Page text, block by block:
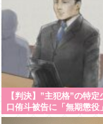
【判決】”主犯格”の特定
口侑斗被告に「無期懲役
江別大学生暴行死 札幌